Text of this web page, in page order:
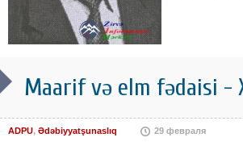
Maarif və elm fədaisi -
ADPU, Ədəbiyyatşunaslıq 29 февраля